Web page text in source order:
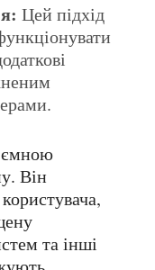
Цей підхід
Він
та інші